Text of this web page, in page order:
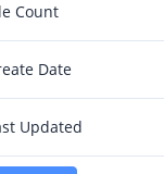
Count
Date
Updated